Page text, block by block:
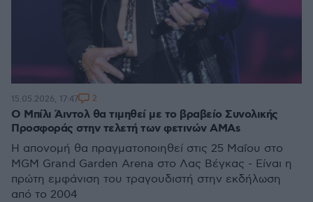
Ο Μπίλι Άιντολ θα τιμηθεί με το βραβείο Συνολικής
Προσφοράς στην τελετή των φετινών AMAs
Η απονομή θα πραγματοποιηθεί στις 25 Μαΐου στο
MGM Grand Garden Arena στο Λας Βέγκας - Είναι η
πρώτη εμφάνιση του τραγουδιστή στην εκδήλωση
από το 2004
15.05.2026, 17:47 2